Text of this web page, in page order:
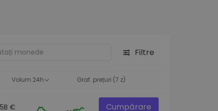
Filtre
Volum 24h Graf. prețuri (7 z)
€ Cumpărare